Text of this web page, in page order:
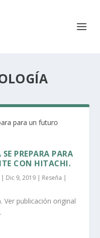
PREPARA PARA
CON HITACHI.
| Dic 9, 2019 | Reseña |
Ver publicación original